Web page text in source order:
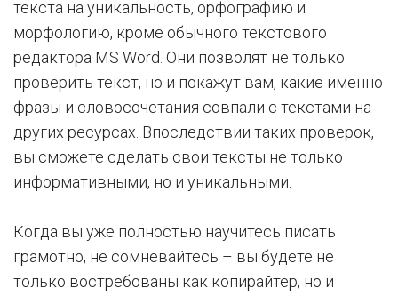
текста на уникальность, орфографию и
морфологию, кроме обычного текстового
редактора MS Word. Они позволят не только
проверить текст, но и покажут вам, какие именно
фразы и словосочетания совпали с текстами на
других ресурсах. Впоследствии таких проверок,
вы сможете сделать свои тексты не только
информативными, но и уникальными.
Когда вы уже полностью научитесь писать
грамотно, не сомневайтесь – вы будете не
только востребованы как копирайтер, но и